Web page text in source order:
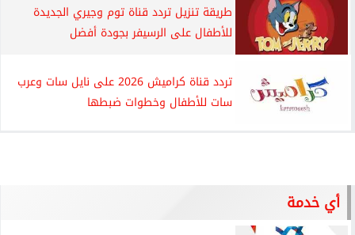
طريقة تنزيل تردد قناة توم وجيري الجديدة
للأطفال على الرسيفر بجودة أفضل
تردد قناة كراميش 2026 على نايل سات وعرب
سات للأطفال وخطوات ضبطها
أي خدمة